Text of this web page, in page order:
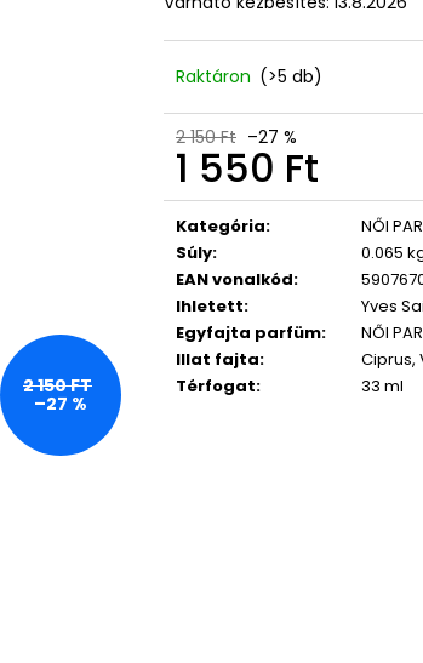
Raktáron (>5 db)
2 150 Ft –27 %
1 550 Ft
Egységár:
Kategória:
NŐI
Súly:
0.065
EAN vonalkód:
Ihletett:
Yves
Egyfajta parfüm:
NŐI
Illat fajta:
Ciprus,
Térfogat: 33 ml
2 150 FT
–27 %
365 DAYS FOR